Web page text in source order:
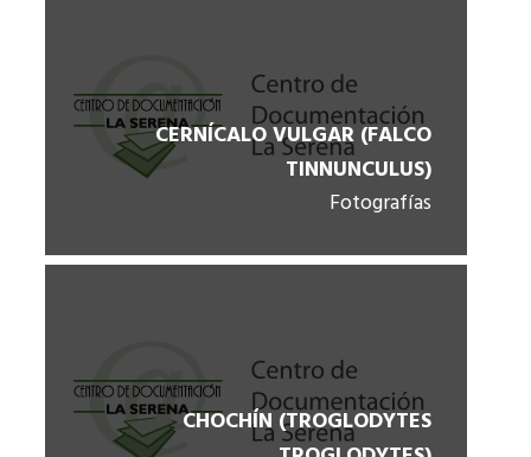
CERNÍCALO VULGAR (FALCO
TINNUNCULUS)
Fotografías
CHOCHÍN (TROGLODYTES